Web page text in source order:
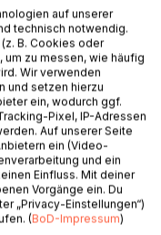
der belgischen
rich work of this
het rijke werk van
auf unserer
technisch notwendig.
B. Cookies oder
zu messen, wie häufig
Wir verwenden
und setzen hierzu
ein, wodurch ggf.
Pixel, IP-Adressen
Auf unserer Seite
ein (Video-
und ein
Einfluss. Mit deiner
Vorgänge ein. Du
„Privacy-Einstellungen“)
(BoD-Impressum)